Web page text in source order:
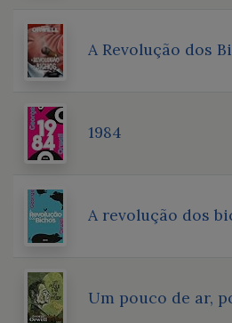
A Revolução dos
1984
A revolução dos
Um pouco de ar,